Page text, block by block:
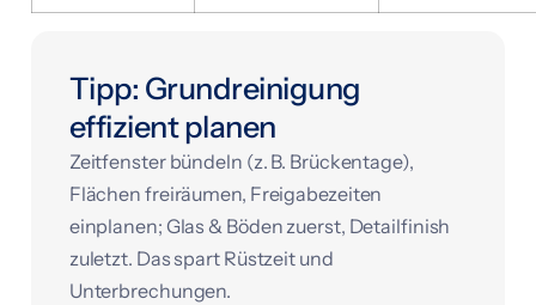
Tipp: Grundreinigung
effizient planen
Zeitfenster bündeln (z. B. Brückentage),
Flächen freiräumen, Freigabezeiten
einplanen; Glas & Böden zuerst, Detailfinish
zuletzt. Das spart Rüstzeit und
Unterbrechungen.